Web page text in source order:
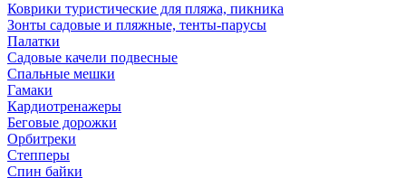
Коврики туристические для пляжа, пикника
Зонты садовые и пляжные, тенты-парусы
Палатки
Садовые качели подвесные
Спальные мешки
Гамаки
Кардиотренажеры
Беговые дорожки
Орбитреки
Степперы
Спин байки